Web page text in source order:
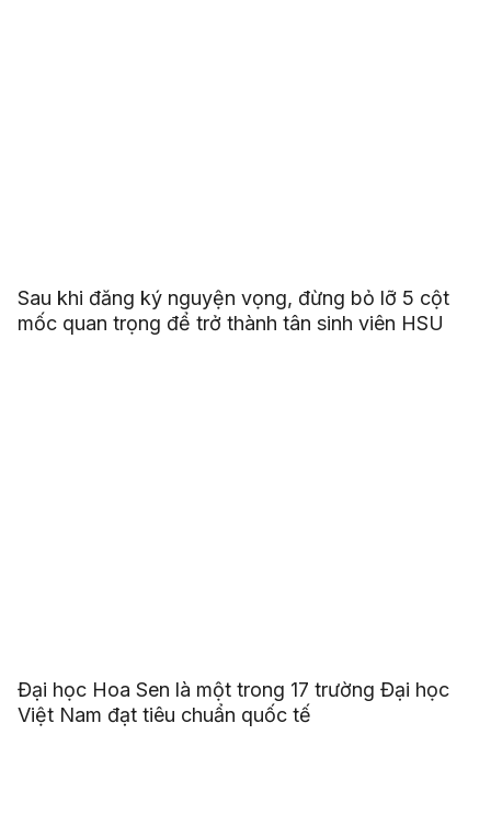
Sau khi đăng ký nguyện vọng, đừng bỏ lỡ 5 cột
mốc quan trọng để trở thành tân sinh viên HSU
Đại học Hoa Sen là một trong 17 trường Đại học
Việt Nam đạt tiêu chuẩn quốc tế